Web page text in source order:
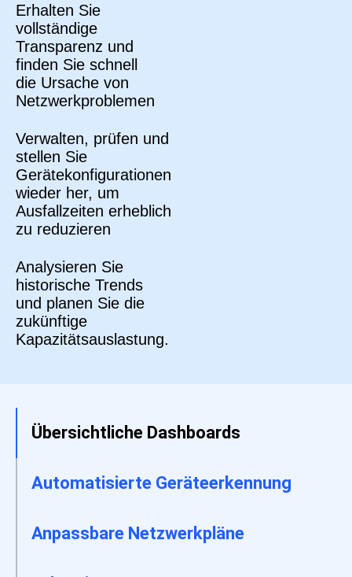
Erhalten Sie
vollständige
Transparenz und
finden Sie schnell
die Ursache von
Netzwerkproblemen
Verwalten, prüfen und
stellen Sie
Gerätekonfigurationen
wieder her, um
Ausfallzeiten erheblich
zu reduzieren
Analysieren Sie
historische Trends
und planen Sie die
zukünftige
Kapazitätsauslastung.
Übersichtliche Dashboards
Automatisierte Geräteerkennung
Anpassbare Netzwerkpläne